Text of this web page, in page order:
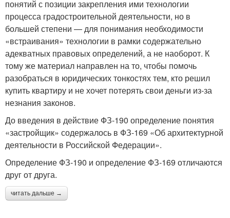
понятий с позиции закрепления ими технологии
процесса градостроительной деятельности, но в
большей степени — для понимания необходимости
«встраивания» технологии в рамки содержательно
адекватных правовых определений, а не наоборот. К
тому же материал направлен на то, чтобы помочь
разобраться в юридических тонкостях тем, кто решил
купить квартиру и не хочет потерять свои деньги из-за
незнания законов.
До введения в действие ФЗ-190 определение понятия
«застройщик» содержалось в ФЗ-169 «Об архитектурной
деятельности в Российской Федерации».
Определение ФЗ-190 и определение ФЗ-169 отличаются
друг от друга.
читать дальше →